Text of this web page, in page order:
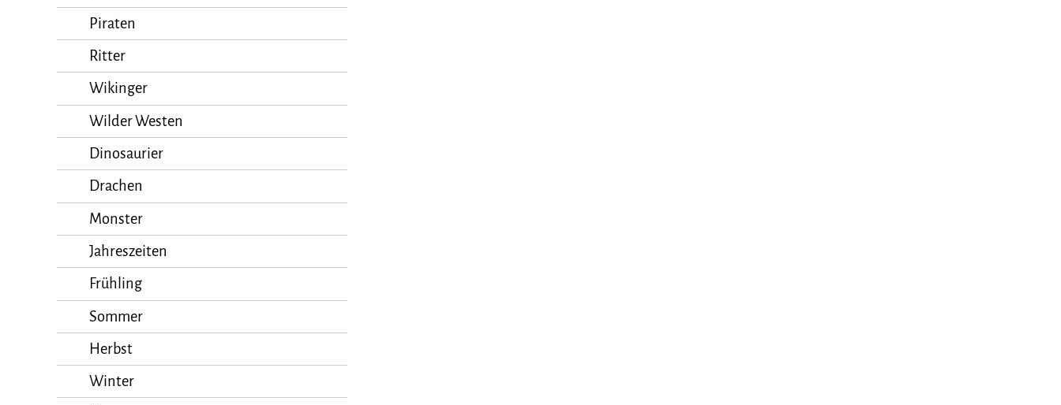
Piraten
Ritter
Wikinger
Wilder Westen
Dinosaurier
Drachen
Monster
Jahreszeiten
Frühling
Sommer
Herbst
Winter